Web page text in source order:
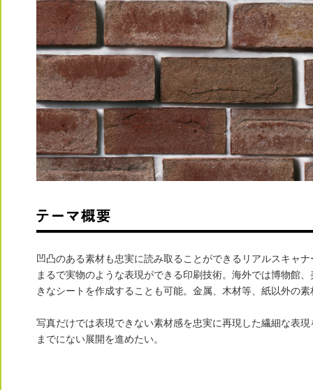
凹凸のある素材も忠実に読み取ることができるリアルスキャ
まるで実物のような表現ができる印刷技術。海外では博物館
きなシートを作成することも可能。金属、木材等、紙以外の
写真だけでは表現できない素材感を忠実に再現した繊細な表
までにない展開を進めたい。